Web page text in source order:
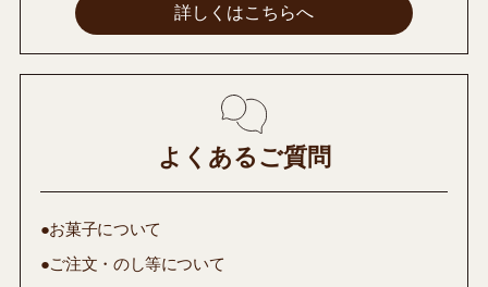
詳しくはこちらへ
よくあるご質問
●お菓子について
●ご注文・のし等について